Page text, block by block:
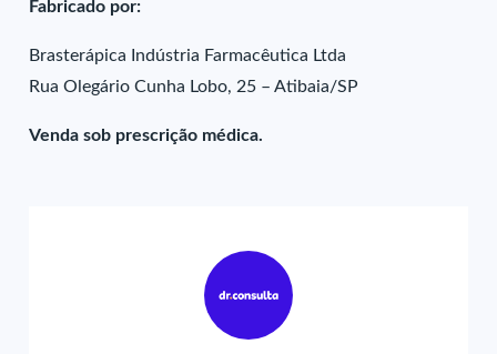
Fabricado por:
Brasterápica Indústria Farmacêutica Ltda
Rua Olegário Cunha Lobo, 25 – Atibaia/SP
Venda sob prescrição médica.